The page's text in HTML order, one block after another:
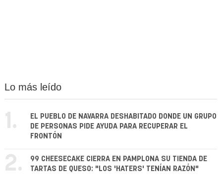
Lo más leído
1.
EL PUEBLO DE NAVARRA DESHABITADO DONDE UN GRUPO
DE PERSONAS PIDE AYUDA PARA RECUPERAR EL
FRONTÓN
2.
99 CHEESECAKE CIERRA EN PAMPLONA SU TIENDA DE
TARTAS DE QUESO: "LOS 'HATERS' TENÍAN RAZÓN"